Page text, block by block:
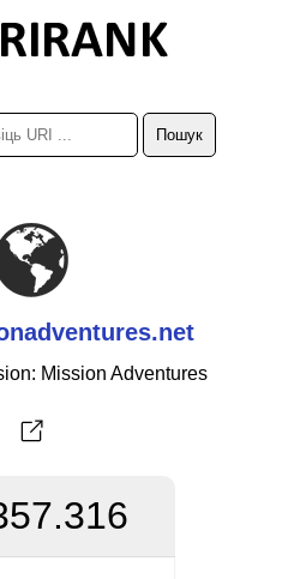
Mission Adventures